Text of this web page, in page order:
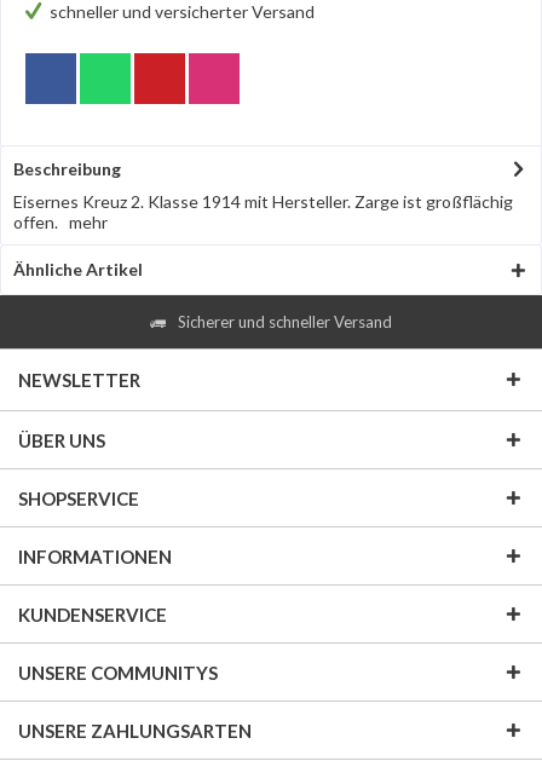
schneller und versicherter Versand
Beschreibung
Eisernes Kreuz 2. Klasse 1914 mit Hersteller. Zarge ist großflächig
offen. mehr
Ähnliche Artikel
Sicherer und schneller Versand
NEWSLETTER
ÜBER UNS
SHOPSERVICE
INFORMATIONEN
KUNDENSERVICE
UNSERE COMMUNITYS
UNSERE ZAHLUNGSARTEN